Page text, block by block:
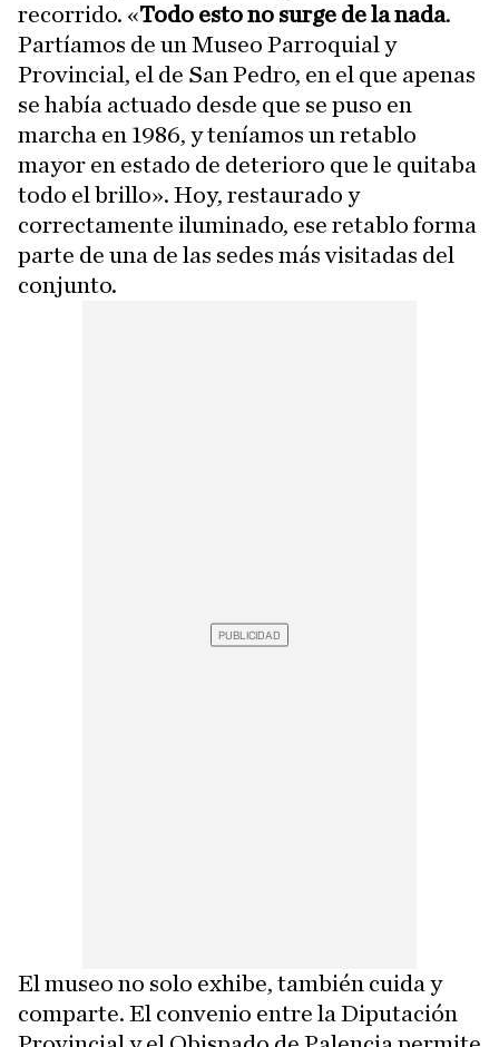
recorrido. «Todo esto no surge de la nada.
Partíamos de un Museo Parroquial y
Provincial, el de San Pedro, en el que apenas
se había actuado desde que se puso en
marcha en 1986, y teníamos un retablo
mayor en estado de deterioro que le quitaba
todo el brillo». Hoy, restaurado y
correctamente iluminado, ese retablo forma
parte de una de las sedes más visitadas del
conjunto.
El museo no solo exhibe, también cuida y
comparte. El convenio entre la Diputación